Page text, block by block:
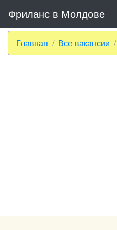
Фриланс в Молдове
Главная Все вакансии